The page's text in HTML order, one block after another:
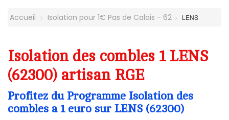
Accueil Isolation pour 1€ Pas de Calais - 62 LENS
Isolation des combles 1 LENS
(62300) artisan RGE
Profitez du Programme Isolation des
combles a 1 euro sur LENS (62300)